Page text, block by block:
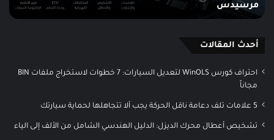
مرسيدس
أحدث المقالات
احتراف كورس WinOLS لتعديل السيارات: 7 خطوات لاستخراج ملفات BIN
مجاناً
5 علامات تلف دعامة ناقل الحركة يجب ألا تتجاهلها لحماية سيارتك
تشخيص أعطال محرك الديزل: الدليل الهندسي الشامل من الألف إلى الياء